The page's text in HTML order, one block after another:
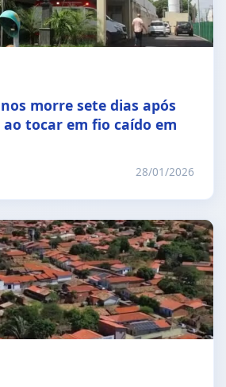
morre sete dias após
tocar em fio caído em
28/01/2026